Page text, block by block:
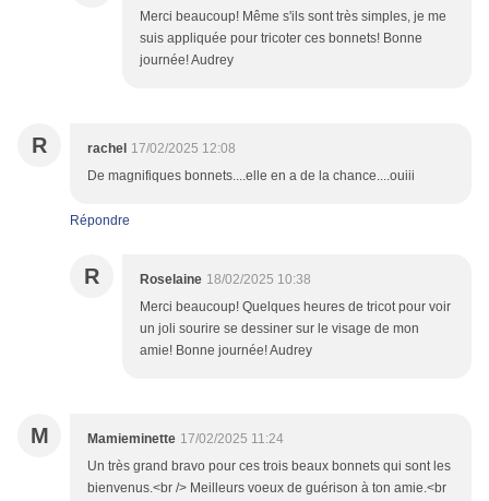
Merci beaucoup! Même s'ils sont très simples, je me
suis appliquée pour tricoter ces bonnets! Bonne
journée! Audrey
R rachel 17/02/2025 12:08
De magnifiques bonnets....elle en a de la chance....ouiii
Répondre
R Roselaine 18/02/2025 10:38
Merci beaucoup! Quelques heures de tricot pour voir
un joli sourire se dessiner sur le visage de mon
amie! Bonne journée! Audrey
M Mamieminette 17/02/2025 11:24
Un très grand bravo pour ces trois beaux bonnets qui sont les
bienvenus.<br /> Meilleurs voeux de guérison à ton amie.<br